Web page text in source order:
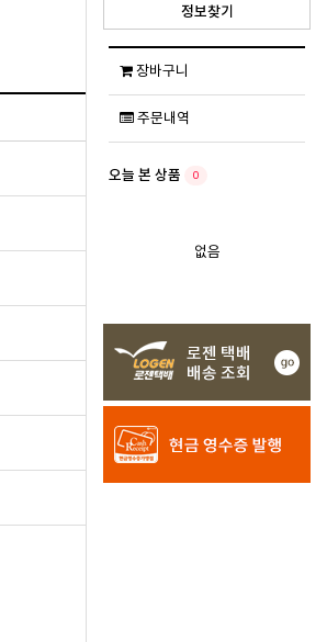
정보찾기
장바구니
주문내역
오늘 본 상품 0
없음
검색
작성자
한지송
UBAN
강휘남